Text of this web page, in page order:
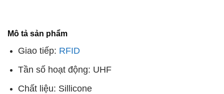
Mô tả sản phẩm
Giao tiếp: RFID
Tần số hoạt động: UHF
Chất liệu: Sillicone